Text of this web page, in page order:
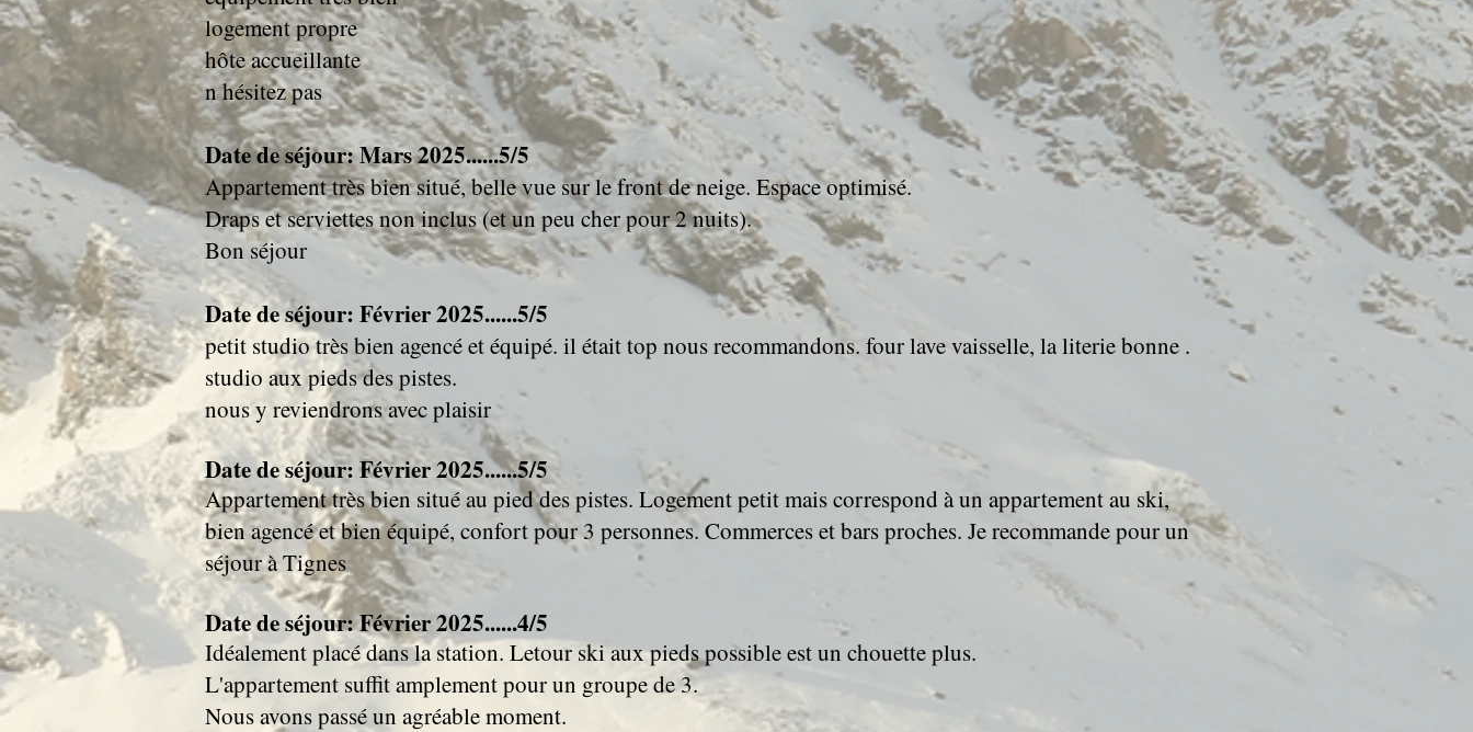
logement propre
hôte accueillante
n hésitez pas
Date de séjour: Mars 2025......5/5
Appartement très bien situé, belle vue sur le front de neige. Espace optimisé.
Draps et serviettes non inclus (et un peu cher pour 2 nuits).
Bon séjour
Date de séjour: Février 2025......5/5
petit studio très bien agencé et équipé. il était top nous recommandons. four lave vaisselle, la literie bonne .
studio aux pieds des pistes.
nous y reviendrons avec plaisir
Date de séjour: Février 2025......5/5
Appartement très bien situé au pied des pistes. Logement petit mais correspond à un appartement au ski,
bien agencé et bien équipé, confort pour 3 personnes. Commerces et bars proches. Je recommande pour un
séjour à Tignes
Date de séjour: Février 2025......4/5
Idéalement placé dans la station. Letour ski aux pieds possible est un chouette plus.
L'appartement suffit amplement pour un groupe de 3.
Nous avons passé un agréable moment.